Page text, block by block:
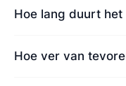
Hoe lang duurt
Hoe ver van